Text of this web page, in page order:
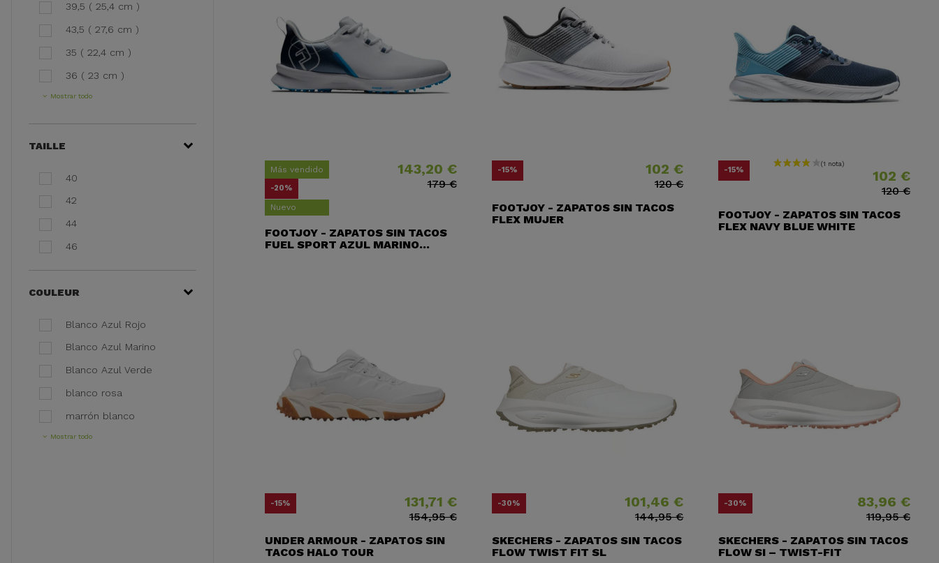
39,5 ( 25,4 cm )
43,5 ( 27,6 cm )
35 ( 22,4 cm )
36 ( 23 cm )
Mostrar todo
TAILLE
40
42
44
46
COULEUR
Blanco Azul Rojo
Blanco Azul Marino
Blanco Azul Verde
blanco rosa
marrón blanco
Mostrar todo
Más vendido
-20%
Nuevo
Precio143,20 €
Precio base
179 €
FOOTJOY - ZAPATOS SIN TACOS
FUEL SPORT AZUL MARINO...
-15% Precio102 €
Precio base
120 €
FOOTJOY - ZAPATOS SIN TACOS
FLEX MUJER
-15% Precio 102 €
Precio base
120 €
FOOTJOY - ZAPATOS SIN TACOS
FLEX NAVY BLUE WHITE
-15% 131,71 €
Precio base
154,95 €
UNDER ARMOUR - ZAPATOS SIN
TACOS HALO TOUR
-30% 101,46 €
Precio base
144,95 €
SKECHERS - ZAPATOS SIN TACOS
FLOW TWIST FIT SL
-30% 83,96 €
Precio base
119,95 €
SKECHERS - ZAPATOS SIN TACOS
FLOW SI – TWIST-FIT